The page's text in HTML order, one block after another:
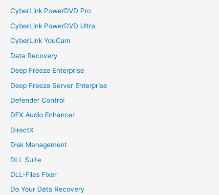
CyberLink PowerDVD Pro
CyberLink PowerDVD Ultra
CyberLink YouCam
Data Recovery
Deep Freeze Enterprise
Deep Freeze Server Enterprise
Defender Control
DFX Audio Enhancer
DirectX
Disk Management
DLL Suite
DLL-Files Fixer
Do Your Data Recovery